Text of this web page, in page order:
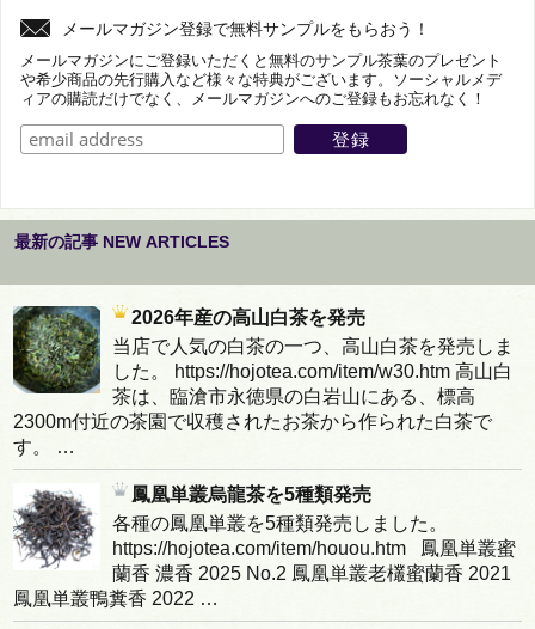
メールマガジン登録で無料サンプルをもらおう！
メールマガジンにご登録いただくと無料のサンプル茶葉のプレゼント
や希少商品の先行購入など様々な特典がございます。ソーシャルメデ
ィアの購読だけでなく、メールマガジンへのご登録もお忘れなく！
最新の記事 NEW ARTICLES
2026年産の高山白茶を発売
当店で人気の白茶の一つ、高山白茶を発売しま
した。 https://hojotea.com/item/w30.htm 高山白
茶は、臨滄市永徳県の白岩山にある、標高
2300m付近の茶園で収穫されたお茶から作られた白茶で
す。 …
鳳凰単叢烏龍茶を5種類発売
各種の鳳凰単叢を5種類発売しました。
https://hojotea.com/item/houou.htm 鳳凰単叢蜜
蘭香 濃香 2025 No.2 鳳凰単叢老欉蜜蘭香 2021
鳳凰単叢鴨糞香 2022 …